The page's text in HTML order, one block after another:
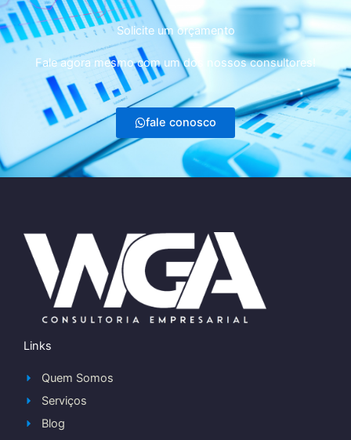
Solicite um orçamento
Fale agora mesmo com um dos nossos consultores!
fale conosco
Links
Quem Somos
Serviços
Blog